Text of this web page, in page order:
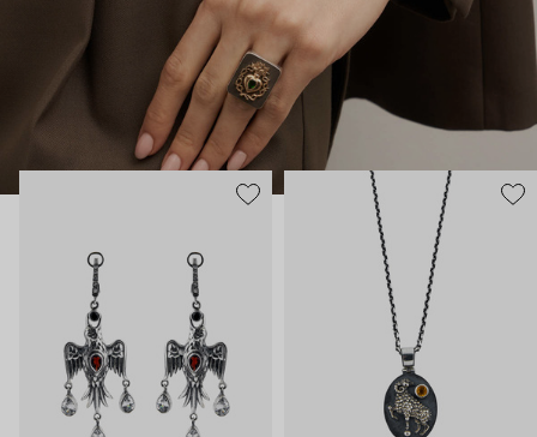
европейской геральдики вроде пылающих сердец, и
животные – каждое символизирует определенное умение и
силу. Философия дизайнера – в том, что украшения могут
быть не просто аксессуаром, но оберегом и талисманом.